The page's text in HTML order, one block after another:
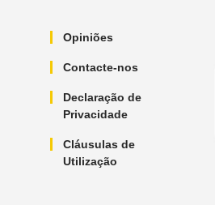
Opiniões
Contacte-nos
Declaração de
Privacidade
Cláusulas de
Utilização